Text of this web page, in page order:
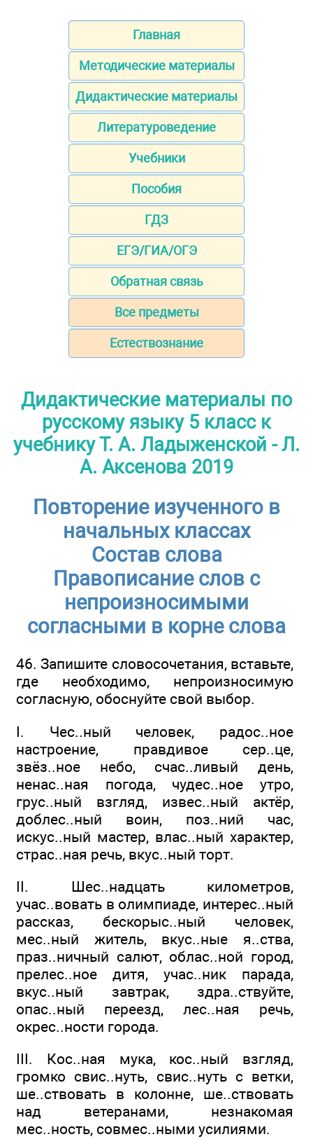
Главная
Методические материалы
Дидактические материалы
Литературоведение
Учебники
Пособия
ГДЗ
ЕГЭ/ГИА/ОГЭ
Обратная связь
Все предметы
Естествознание
Дидактические материалы по
русскому языку 5 класс к
учебнику Т. А. Ладыженской - Л.
А. Аксенова 2019
Повторение изученного в
начальных классах
Состав слова
Правописание слов с
непроизносимыми
согласными в корне слова
46. Запишите словосочетания, вставьте,
где необходимо, непроизносимую
согласную, обоснуйте свой выбор.
I. Чес..ный человек, радос..ное
настроение, правдивое сер..це,
звёз..ное небо, счас..ливый день,
ненас..ная погода, чудес..ное утро,
грус..ный взгляд, извес..ный актёр,
доблес..ный воин, поз..ний час,
искус..ный мастер, влас..ный характер,
страс..ная речь, вкус..ный торт.
II. Шес..надцать километров,
учас..вовать в олимпиаде, интерес..ный
рассказ, бескорыс..ный человек,
мес..ный житель, вкус..ные я..ства,
праз..ничный салют, облас..ной город,
прелес..ное дитя, учас..ник парада,
вкус..ный завтрак, здра..ствуйте,
опас..ный переезд, лес..ная речь,
окрес..ности города.
III. Кос..ная мука, кос..ный взгляд,
громко свис..нуть, свис..нуть с ветки,
ше..ствовать в колонне, ше..ствовать
над ветеранами, незнакомая
мес..ность, совмес..ными усилиями.